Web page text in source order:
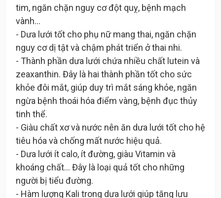
tim, ngăn chặn nguy cơ đột quỵ, bệnh mạch
vành…
- Dưa lưới tốt cho phụ nữ mang thai, ngăn chặn
nguy cơ dị tật và chậm phát triển ở thai nhi.
- Thành phần dưa lưới chứa nhiều chất lutein và
zeaxanthin. Đây là hai thành phần tốt cho sức
khỏe đôi mắt, giúp duy trì mắt sáng khỏe, ngăn
ngừa bệnh thoái hóa điểm vàng, bệnh đục thủy
tinh thể.
- Giàu chất xơ và nước nên ăn dưa lưới tốt cho hệ
tiêu hóa và chống mất nước hiệu quả.
- Dưa lưới ít calo, ít đường, giàu Vitamin và
khoáng chất… Đây là loại quả tốt cho những
người bị tiểu đường.
- Hàm lượng Kali trong dưa lưới giúp tăng lưu